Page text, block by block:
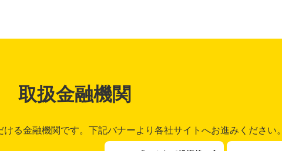
取扱金融機関
ける金融機関です。 下記バナーより各社サイトへお進みください。